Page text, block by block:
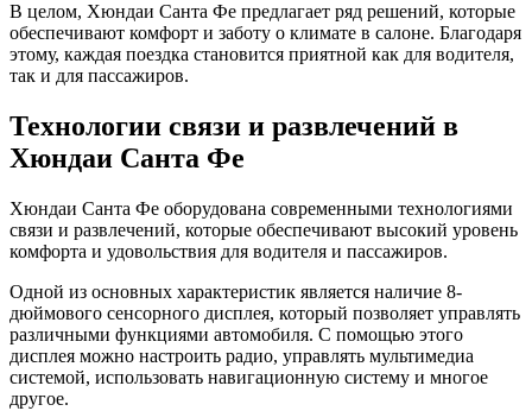
В целом, Хюндаи Санта Фе предлагает ряд решений, которые
обеспечивают комфорт и заботу о климате в салоне. Благодаря
этому, каждая поездка становится приятной как для водителя,
так и для пассажиров.
Технологии связи и развлечений в
Хюндаи Санта Фе
Хюндаи Санта Фе оборудована современными технологиями
связи и развлечений, которые обеспечивают высокий уровень
комфорта и удовольствия для водителя и пассажиров.
Одной из основных характеристик является наличие 8-
дюймового сенсорного дисплея, который позволяет управлять
различными функциями автомобиля. С помощью этого
дисплея можно настроить радио, управлять мультимедиа
системой, использовать навигационную систему и многое
другое.